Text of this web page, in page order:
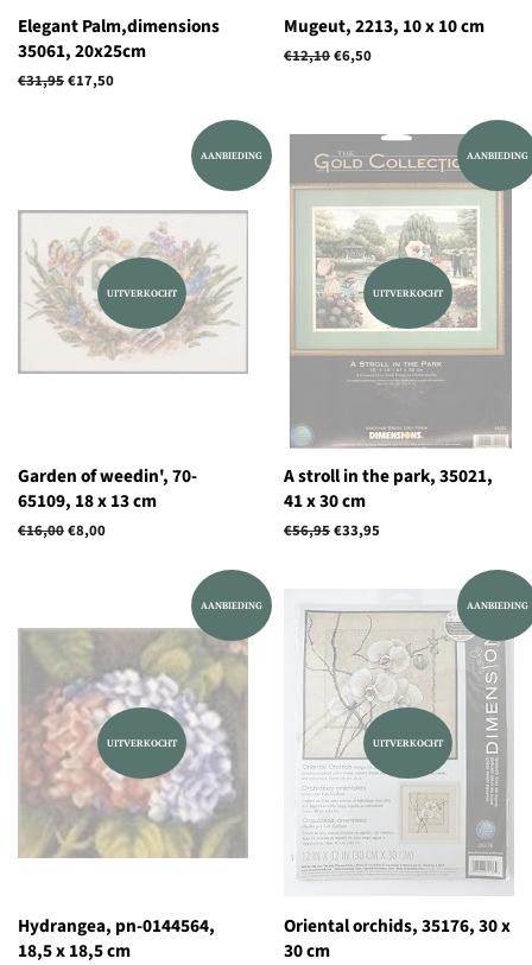
Elegant Palm,dimensions
35061, 20x25cm
Normale
€31,95Aanbiedingsprijs
€17,50
Mugeut, 2213, 10 x 10 cm
Normale
€12,10Aanbiedingsprijs
€6,50
AANBIEDING
UITVERKOCHT
Garden of weedin', 70-
65109, 18 x 13 cm
Normale
€16,00Aanbiedingsprijs
€8,00
AANBIEDING
UITVERKOCHT
A stroll in the park, 35021,
41 x 30 cm
Normale
€56,95Aanbiedingsprijs
€33,95
AANBIEDING
UITVERKOCHT
Hydrangea, pn-0144564,
18,5 x 18,5 cm
AANBIEDING
UITVERKOCHT
Oriental orchids, 35176, 30 x
30 cm